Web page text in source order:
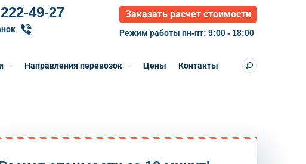
49-27 Заказать расчет стоимости
Режим работы пн-пт: 9:00 - 18:00
Направления перевозок Цены Контакты